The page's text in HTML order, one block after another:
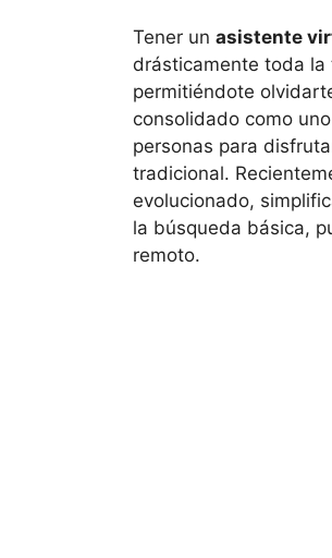
Tener un asistente
drásticamente toda la
permitiéndote
consolidado como
personas para
tradicional.
evolucionado,
la búsqueda básica,
remoto.